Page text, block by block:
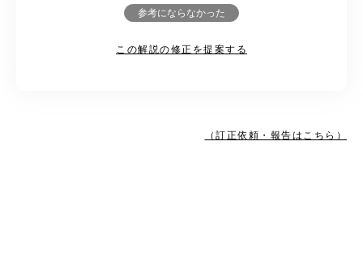
参考にならなかった
この解説の修正を提案する
（訂正依頼・報告はこちら）